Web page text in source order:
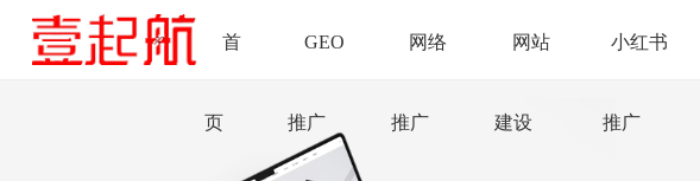
首
页
GEO
推广
网络
推广
网站
建设
小红书
推广